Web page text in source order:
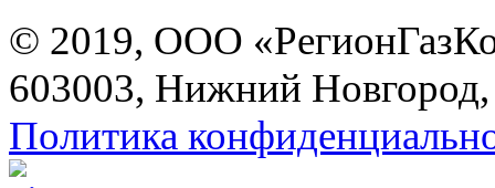
© 2019, ООО
603003, Нижний
Политика